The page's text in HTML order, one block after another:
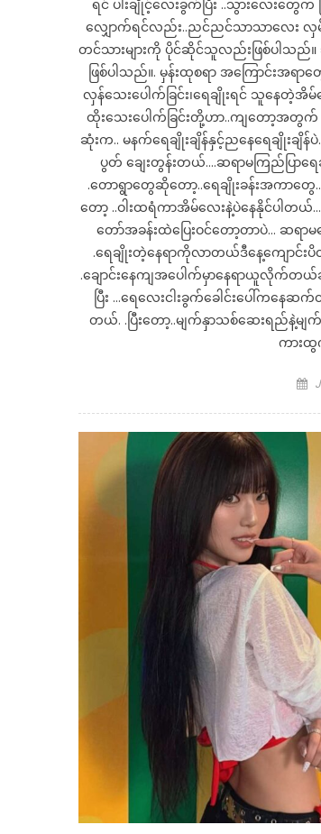
ရင် ပါးချိုင့်လေးခွက်ပြီး ..သွားလေး
လျှောက်ရင်လည်း..ညင်ညင်သာသာလေး လှ
တင်သားများကို ပိုင်ဆိုင်သူလည်းဖြစ်ပါသည်
ဖြစ်ပါသည်။. မှန်းထုစရာ အကြောင်း
လှန်သေးပေါက်ခြင်း၊ရေချိုးရင် သူနေတဲ့အိမ်
ထိုးသေးပေါက်ခြင်းတို့ဟာ..ကျတော့အတွက်
ဆုံးက.. မနက်ရေချိုးချိန်နှင့်ညနေရေချိုးခ
ပွတ် ချေးတွန်းတယ်….ဆရာမကြည်ပြာရ
.တောရွာတွေဆိုတော့..ရေချိုးခန်းအကာတွ
တော့ ..ဝါးထရံကာအိမ်လေးနဲ့ပဲနေနိုင်ပါတ
တော်အခန်းထဲပြေးဝင်တော့တာပဲ… ဆ
.ရေချိုးတဲ့နေရာကိုလာတယ်ဒီနေ့ကျောင်
.ချောင်းနေကျအပေါက်မှာနေရာယူလိုက်တ
ပြီး …ရေလေးငါးခွက်ခေါင်းပေါ်ကန
တယ်. .ပြီးတော့..မျက်နှာသစ်ဆေးရည်နဲ့မ
ကားထွ